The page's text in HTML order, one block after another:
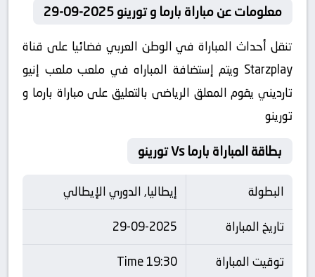
معلومات عن مباراة بارما و تورينو 2025-09-29
تنقل أحداث المباراة في الوطن العربي فضائيا على قناة
Starzplay ويتم إستضافة المباراه في ملعب ملعب إنيو
تارديني يقوم المعلق الرياضى بالتعليق على مباراة بارما و
تورينو
بطاقة المباراة بارما Vs تورينو
البطولة
إيطاليا, الدوري الإيطالي
تاريخ المباراة
29-09-2025
توقيت المباراة
19:30 Time